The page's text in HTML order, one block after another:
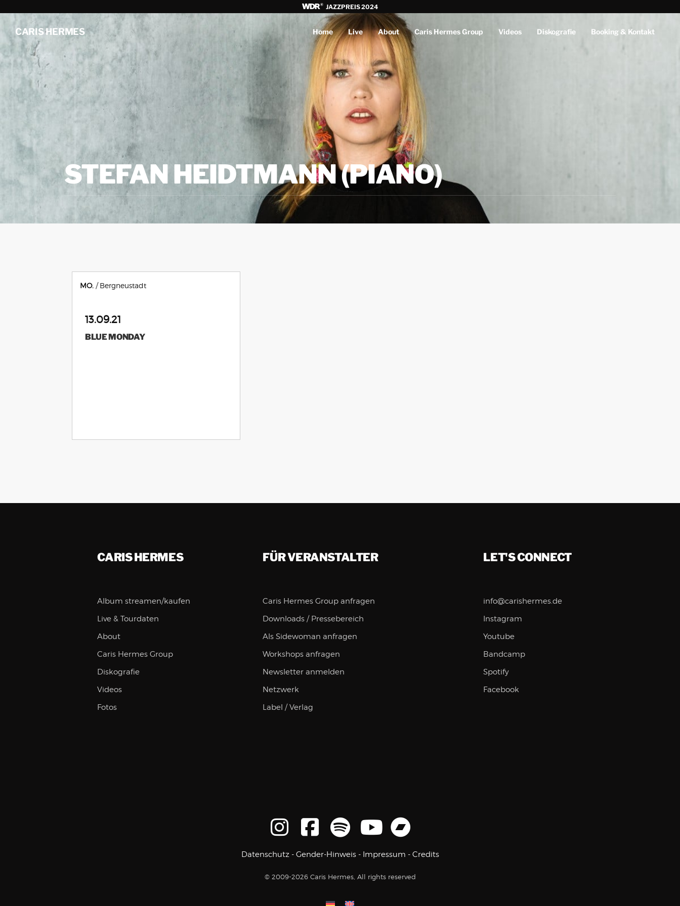
JAZZPREIS 2024
CARIS HERMES Home Live About Caris Hermes Group Videos Diskografie Booking & Kontakt
STEFAN HEIDTMANN (PIANO)
MO. Bergneustadt
13.09.21
BLUE MONDAY
CARIS HERMES
Album streamen/kaufen
Live & Tourdaten
About
Caris Hermes Group
Diskografie
Videos
Fotos
FÜR VERANSTALTER
Caris Hermes Group anfragen
Downloads / Pressebereich
Als Sidewoman anfragen
Workshops anfragen
Newsletter anmelden
Netzwerk
Label / Verlag
LET'S CONNECT
info@carishermes.de
Instagram
Youtube
Bandcamp
Spotify
Facebook
Datenschutz- Gender-Hinweis- Impressum - Credits
© 2009-2026 Caris Hermes, All rights reserved